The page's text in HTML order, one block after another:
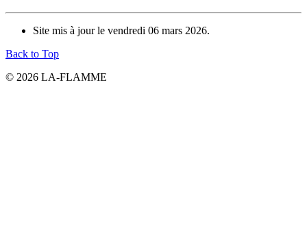
Site mis à jour le vendredi 06 mars 2026.
Back to Top
© 2026 LA-FLAMME